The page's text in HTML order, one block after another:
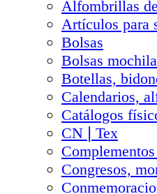
Alfombrillas
Artículos para
Bolsas
Bolsas
Botellas,
Calendarios,
Catálogos
CN❘Tex
Congresos,